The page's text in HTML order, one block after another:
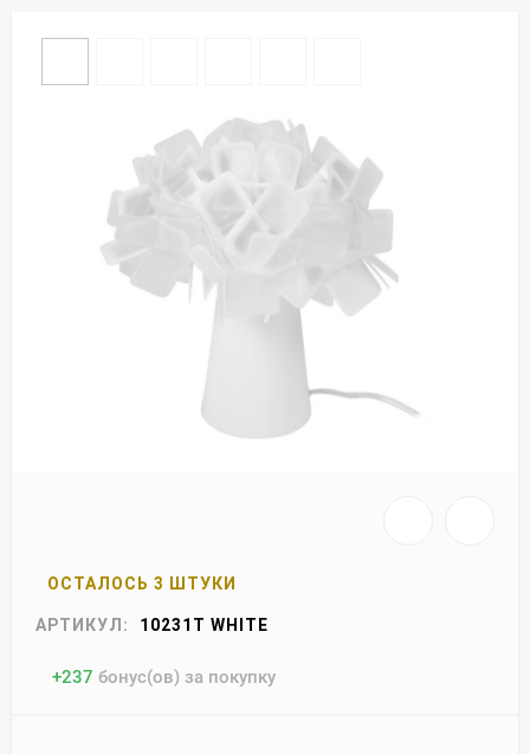
ОСТАЛОСЬ 3 ШТУКИ
АРТИКУЛ: 10231T WHITE
+237 бонус(ов) за покупку